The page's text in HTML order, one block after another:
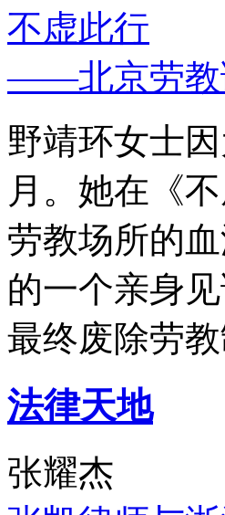
不虚此行
——北京劳教
野靖环女士
月。她在《
劳教场所的
的一个亲身
最终废除劳教
法律天地
张耀杰